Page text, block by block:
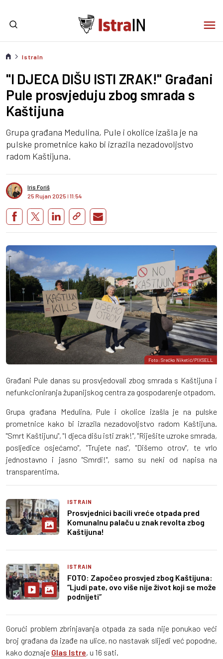
IstraIn
"I DJECA DIŠU ISTI ZRAK!" Građani
Pule prosvjeduju zbog smrada s
Kaštijuna
Grupa građana Medulina, Pule i okolice izašla je na
pulske prometnice kako bi izrazila nezadovoljstvo
radom Kaštijuna.
Iris Foriš
25 Rujan 2025 I 11:54
Foto: Srećko Niketić/PIXSELL
Građani Pule danas su prosvjedovali zbog smrada s Kaštijuna i
nefunkcioniranja županijskog centra za gospodarenje otpadom.
Grupa građana Medulina, Pule i okolice izašla je na pulske
prometnice kako bi izrazila nezadovoljstvo radom Kaštijuna.
"Smrt Kaštijunu", "I djeca dišu isti zrak!", "Riješite uzroke smrada,
posljedice osjećamo", "Trujete nas", "Dišemo otrov", te vrlo
jednostavno i jasno "Smrdi!", samo su neki od napisa na
transparentima.
ISTRAIN
Prosvjednici bacili vreće otpada pred
Komunalnu palaču u znak revolta zbog
Kaštijuna!
ISTRAIN
FOTO: Započeo prosvjed zbog Kaštijuna:
“Ljudi pate, ovo više nije život koji se može
podnijeti”
Gorući problem zbrinjavanja otpada za sada nije ponukao veći
broj građana da izađe na ulice, no nastavak slijedi već popodne,
kako doznaje Glas Istre, u 16 sati.